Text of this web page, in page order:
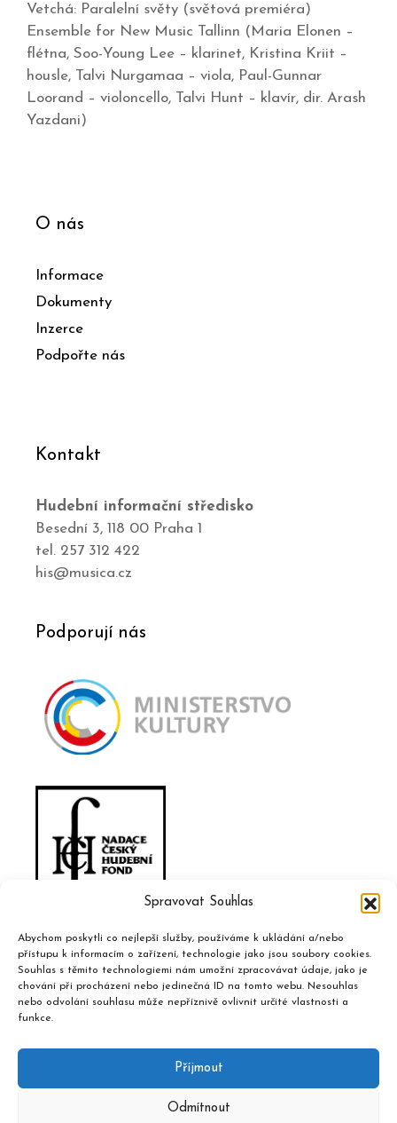
Spravovat Souhlas
Abychom poskytli co nejlepší služby, používáme k ukládání a/nebo
přístupu k informacím o zařízení, technologie jako jsou soubory cookies.
Souhlas s těmito technologiemi nám umožní zpracovávat údaje, jako je
chování při procházení nebo jedinečná ID na tomto webu. Nesouhlas
nebo odvolání souhlasu může nepříznivě ovlivnit určité vlastnosti a
funkce.
Příjmout
Odmítnout
Vetchá: Paralelní světy (světová premiéra)
Ensemble for New Music Tallinn (Maria Elonen –
flétna, Soo-Young Lee – klarinet, Kristina Kriit –
housle, Talvi Nurgamaa – viola, Paul-Gunnar
Loorand – violoncello, Talvi Hunt – klavír, dir. Arash
Yazdani)
O nás
Informace
Dokumenty
Inzerce
Podpořte nás
Kontakt
Hudební informační středisko
Besední 3, 118 00 Praha 1
tel. 257 312 422
his@musica.cz
Podporují nás